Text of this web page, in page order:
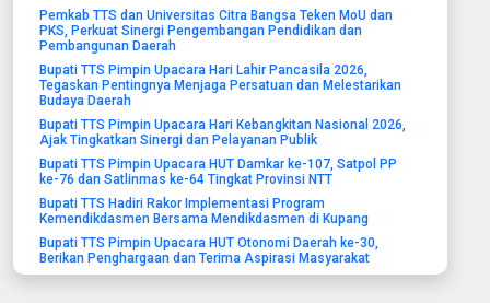
Pemkab TTS dan Universitas Citra Bangsa Teken MoU dan
PKS, Perkuat Sinergi Pengembangan Pendidikan dan
Pembangunan Daerah
Bupati TTS Pimpin Upacara Hari Lahir Pancasila 2026,
Tegaskan Pentingnya Menjaga Persatuan dan Melestarikan
Budaya Daerah
Bupati TTS Pimpin Upacara Hari Kebangkitan Nasional 2026,
Ajak Tingkatkan Sinergi dan Pelayanan Publik
Bupati TTS Pimpin Upacara HUT Damkar ke-107, Satpol PP
ke-76 dan Satlinmas ke-64 Tingkat Provinsi NTT
Bupati TTS Hadiri Rakor Implementasi Program
Kemendikdasmen Bersama Mendikdasmen di Kupang
Bupati TTS Pimpin Upacara HUT Otonomi Daerah ke-30,
Berikan Penghargaan dan Terima Aspirasi Masyarakat